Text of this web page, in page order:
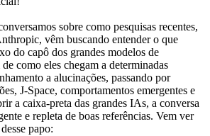
sobre como pesquisas recentes,
vêm buscando entender o que
do capô dos grandes modelos de
como eles chegam a determinadas
a alucinações, passando por
J-Space, comportamentos emergentes e
a caixa-preta das grandes IAs, a conversa
e repleta de boas referências. Vem ver
papo: